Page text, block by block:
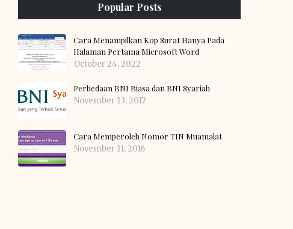
Popular Posts
Cara Menampilkan Kop Surat Hanya Pada
Halaman Pertama Microsoft Word
October 24, 2022
Perbedaan BNI Biasa dan BNI Syariah
November 13, 2017
Cara Memperoleh Nomor TIN Muamalat
November 11, 2016